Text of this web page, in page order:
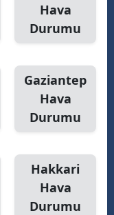
Hava
Durumu
Gaziantep
Hava
Durumu
Hakkari
Hava
Durumu